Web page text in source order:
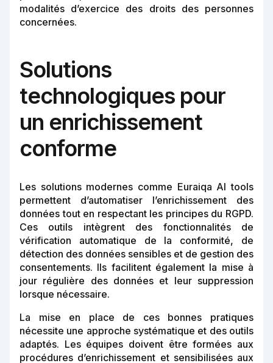
modalités d’exercice des droits des personnes
concernées.
Solutions
technologiques pour
un enrichissement
conforme
Les solutions modernes comme Euraiqa AI tools
permettent d’automatiser l’enrichissement des
données tout en respectant les principes du RGPD.
Ces outils intègrent des fonctionnalités de
vérification automatique de la conformité, de
détection des données sensibles et de gestion des
consentements. Ils facilitent également la mise à
jour régulière des données et leur suppression
lorsque nécessaire.
La mise en place de ces bonnes pratiques
nécessite une approche systématique et des outils
adaptés. Les équipes doivent être formées aux
procédures d’enrichissement et sensibilisées aux